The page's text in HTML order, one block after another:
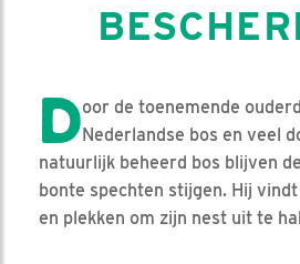
Door de toenemende
Nederlandse bos en veel
natuurlijk beheerd bos blijven
bonte spechten stijgen. Hij
en plekken om zijn nest uit te